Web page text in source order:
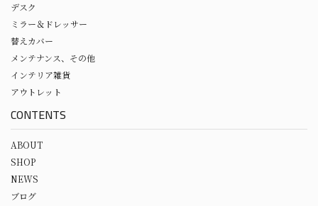
デスク
ミラー＆ドレッサー
替えカバー
メンテナンス、その他
インテリア雑貨
アウトレット
CONTENTS
ABOUT
SHOP
NEWS
ブログ